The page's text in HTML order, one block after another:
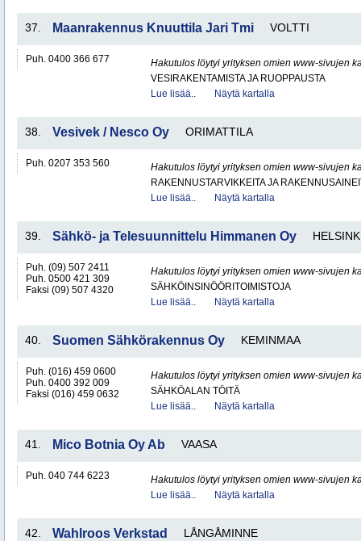
37. Maanrakennus Knuuttila Jari Tmi VOLTTI
Puh. 0400 366 677
Hakutulos löytyi yrityksen omien www-sivujen
VESIRAKENTAMISTA JA RUOPPAUSTA
Lue lisää..
Näytä kartalla
38. Vesivek / Nesco Oy ORIMATTILA
Puh. 0207 353 560
Hakutulos löytyi yrityksen omien www-sivujen
RAKENNUSTARVIKKEITA JA
Lue lisää..
Näytä kartalla
39. Sähkö- ja Telesuunnittelu Himmanen Oy
Puh. (09) 507 2411
Puh. 0500 421 309
Faksi (09) 507 4320
Hakutulos löytyi yrityksen omien www-sivujen
SÄHKÖINSINÖÖRITOIMISTOJA
Lue lisää..
Näytä kartalla
40. Suomen Sähkörakennus Oy KEMINMAA
Puh. (016) 459 0600
Puh. 0400 392 009
Faksi (016) 459 0632
Hakutulos löytyi yrityksen omien www-sivujen
SÄHKÖALAN TÖITÄ
Lue lisää..
Näytä kartalla
41. Mico Botnia Oy Ab VAASA
Puh. 040 744 6223
Hakutulos löytyi yrityksen omien www-sivujen
Lue lisää..
Näytä kartalla
42. Wahlroos Verkstad LÅNGÅMINNE